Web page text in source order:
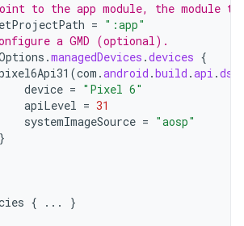
to the app module, the module
= ":app"
a GMD (optional).
.managedDevices .devices {
(com .android .build .api .dsl
device = "Pixel 6"
apiLevel = 31
systemImageSource = "aosp"
}
{ ... }